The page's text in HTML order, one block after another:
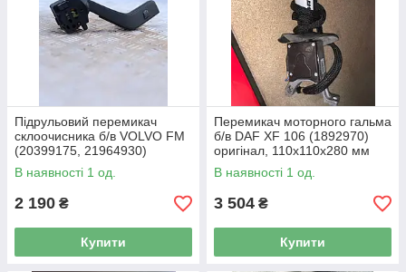
Підрульовий перемикач
склоочисника б/в VOLVO FM
(20399175, 21964930)
оригінал, 60х50х60 мм
В наявності 1 од.
2 190 ₴
Купити
Перемикач моторного гальма
б/в DAF XF 106 (1892970)
оригінал, 110х110х280 мм
В наявності 1 од.
3 504 ₴
Купити